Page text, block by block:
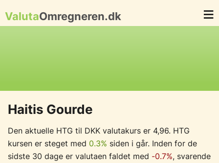
ValutaOmregneren.dk
Haitis Gourde
Den aktuelle HTG til DKK valutakurs er 4,96. HTG
kursen er steget med 0.3% siden i går. Inden for de
sidste 30 dage er valutaen faldet med -0.7%, svarende